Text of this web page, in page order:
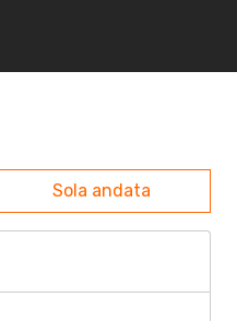
Sola andata